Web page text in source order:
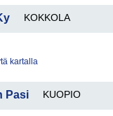
KOKKOLA
kartalla
Pasi KUOPIO